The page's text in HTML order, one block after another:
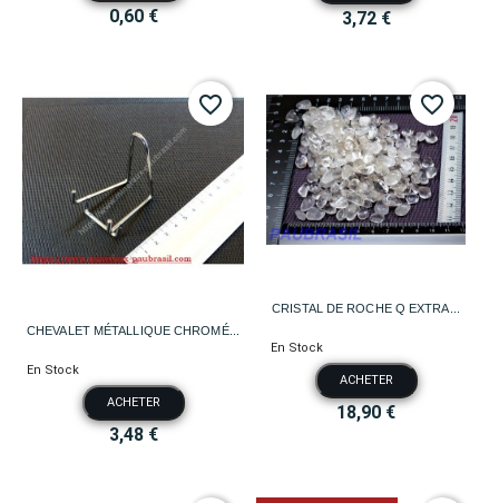
0,60 € 3,72 €
CHEVALET MÉTALLIQUE CHROMÉ...
En Stock
ACHETER
3,48 €
favorite_border
CRISTAL DE ROCHE Q EXTRA...
En Stock
ACHETER
18,90 €
favorite_border